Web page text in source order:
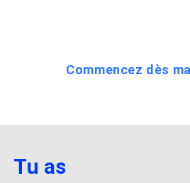
Commencez dès
Tu as